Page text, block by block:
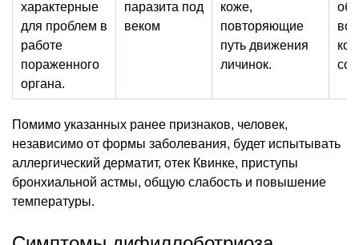
характерные
для проблем в
работе
пораженного
органа.
паразита под
веком
коже,
повторяющие
путь движения
личинок.
Помимо указанных ранее признаков, человек,
независимо от формы заболевания, будет испытывать
аллергический дерматит, отек Квинке, приступы
бронхиальной астмы, общую слабость и повышение
температуры.